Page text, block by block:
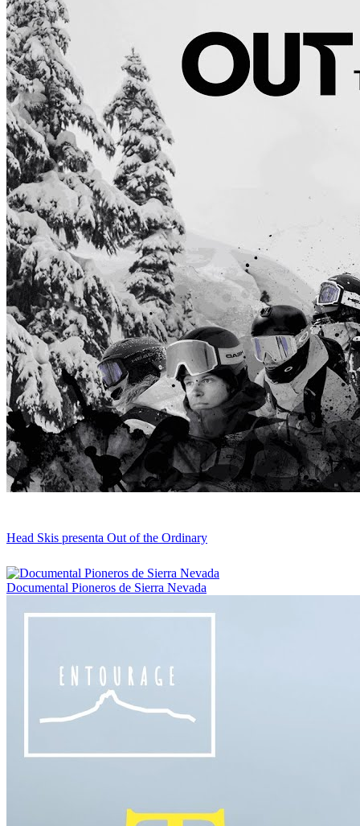
Head Skis presenta Out of the Ordinary
Documental Pioneros de Sierra Nevada